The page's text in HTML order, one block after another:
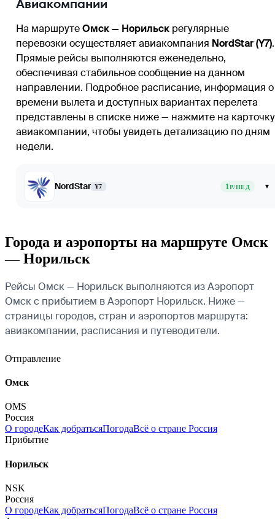
Авиакомпании
На маршрутеОмск — Норильск регулярные
перевозки осуществляет авиакомпания NordStar (Y7).
Прямые рейсы выполняются еженедельно,
обеспечивая стабильное сообщение на данном
направлении. Подробное расписание, информация о
времени вылета и доступных вариантах перелета
представлены в списке ниже — нажмите на карточку
авиакомпании, чтобы увидеть детализацию по дням
недели.
NordStar Y7 1Р/НЕД ▾
Города и аэропорты на маршруте Омск
— Норильск
Рейсы Омск — Норильск выполняются из Аэропорт
Омск с прибытием в Аэропорт Норильск. Ниже —
страницы городов, стран и аэропортов маршрута:
авиакомпании, расписания и путеводители.
Отправление
Омск
OMS
Россия
О городеКак добратьсяПогодаВсё о стране Россия
Прибытие
Норильск
NSK
Россия
О городеКак добратьсяПогодаВсё о стране Россия